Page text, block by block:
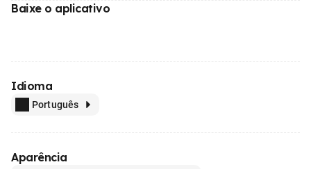
Baixe o aplicativo
Idioma
Português
Aparência